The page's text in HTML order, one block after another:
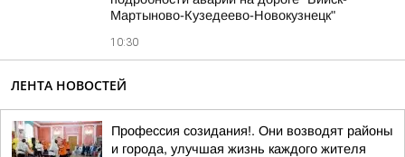
Мартыново-Кузедеево-Новокузнецк"
10:30
ЛЕНТА НОВОСТЕЙ
Профессия созидания!. Они возводят районы
и города, улучшая жизнь каждого жителя